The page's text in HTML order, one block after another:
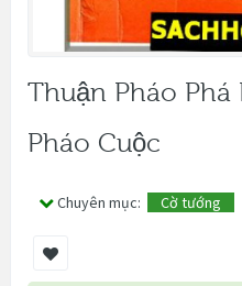
Thuận Pháo Phá
Pháo Cuộc
Chuyên mục: Cờ tướng